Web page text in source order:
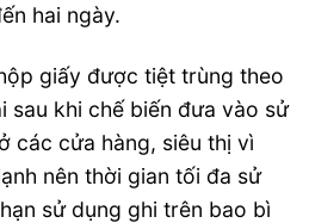
hai ngày.
giấy được tiệt trùng theo
sau khi chế biến đưa vào sử
các cửa hàng, siêu thị vì
nên thời gian tối đa sử
sử dụng ghi trên bao bì